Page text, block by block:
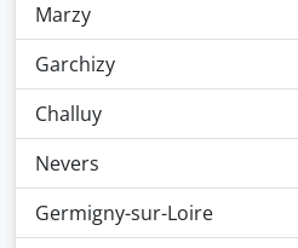
Marzy
Garchizy
Challuy
Nevers
Germigny-sur-Loire